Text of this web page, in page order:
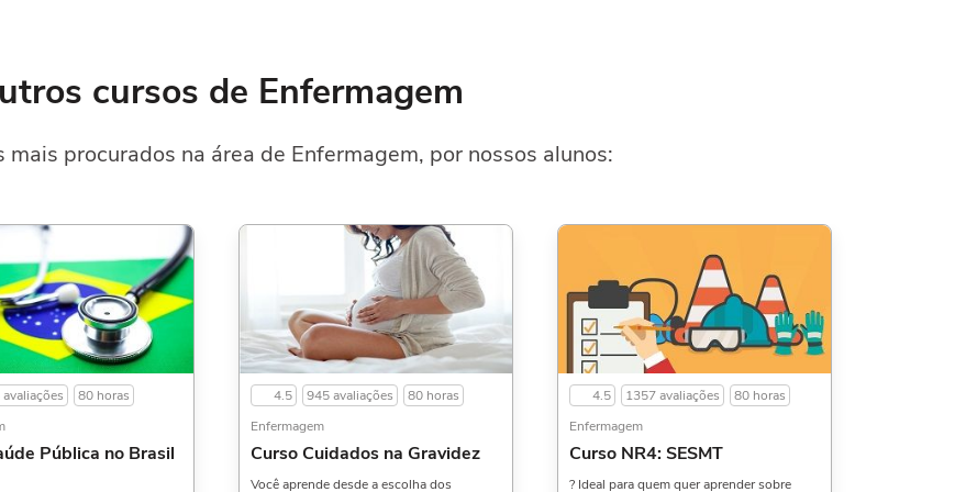
cursos de Enfermagem
mais procurados na área de Enfermagem, por nossos alunos:
80 horas
Pública no Brasil
4.5 945 avaliações
80 horas
Enfermagem
Curso Cuidados na Gravidez
Você aprende desde a escolha dos
4.5 1357 avaliações
80 horas
Enfermagem
Curso NR4: SESMT
? Ideal para quem quer aprender sobre